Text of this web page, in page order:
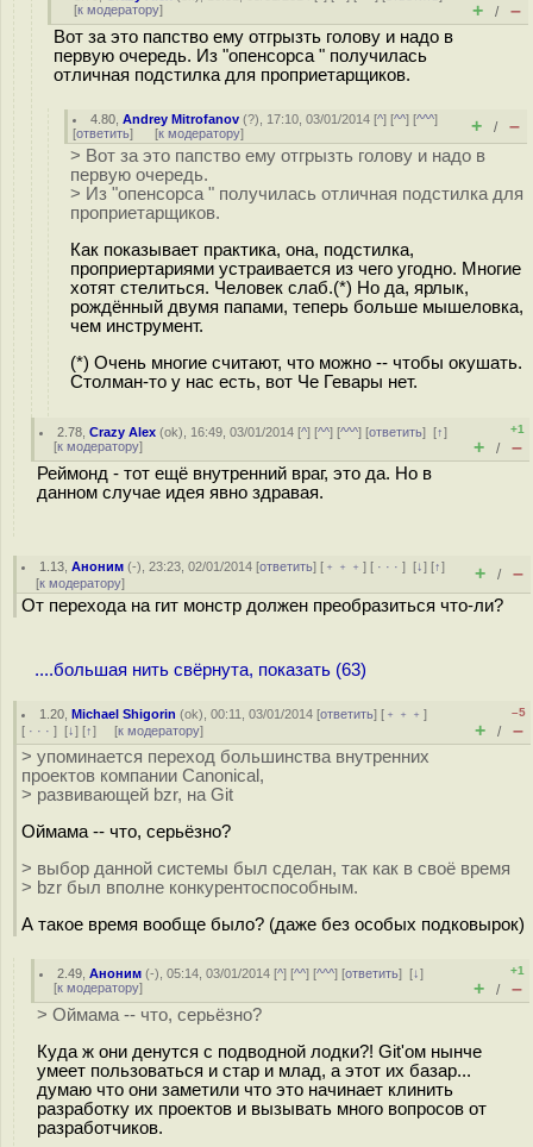
[к модератору] + / –
Вот за это папство ему отгрызть голову и надо в
первую очередь. Из "опенсорса " получилась
отличная подстилка для проприетарщиков.
4.80 ,Andrey Mitrofanov (?), 17:10, 03/01/2014 [^] [^^] [^^^]
[ответить] [к модератору] + / –
> Вот за это папство ему отгрызть голову и надо в
первую очередь.
> Из "опенсорса " получилась отличная подстилка для
проприетарщиков.
Как показывает практика, она, подстилка,
проприертариями устраивается из чего угодно. Многие
хотят стелиться. Человек слаб.(*) Но да, ярлык,
рождённый двумя папами, теперь больше мышеловка,
чем инструмент.
(*) Очень многие считают, что можно -- чтобы окушать.
Столман-то у нас есть, вот Че Гевары нет.
2.78 ,Crazy Alex (ok), 16:49, 03/01/2014 [^] [^^] [^^^] [ответить][↑]
[к модератору]
+1
+ / –
Реймонд - тот ещё внутренний враг, это да. Но в
данном случае идея явно здравая.
1.13 ,Аноним (-), 23:23, 02/01/2014 [ответить] [ ﹢﹢﹢] [ · · ·][↓] [↑]
[к модератору] + / –
От перехода на гит монстр должен преобразиться что-ли?
....большая нить свёрнута, показать (63)
1.20 ,Michael Shigorin (ok), 00:11, 03/01/2014 [ответить] [ ﹢﹢﹢]
[ · · · ] [↓] [↑] [к модератору]
–5
+ / –
> упоминается переход большинства внутренних
проектов компании Canonical,
> развивающей bzr, на Git
Оймама -- что, серьёзно?
> выбор данной системы был сделан, так как в своё время
> bzr был вполне конкурентоспособным.
А такое время вообще было? (даже без особых подковырок)
2.49 ,Аноним (-), 05:14, 03/01/2014 [^] [^^] [^^^] [ответить][↓]
[к модератору]
+1
+ / –
> Оймама -- что, серьёзно?
Куда ж они денутся с подводной лодки?! Git'ом нынче
умеет пользоваться и стар и млад, а этот их базар...
думаю что они заметили что это начинает клинить
разработку их проектов и вызывать много вопросов от
разработчиков.